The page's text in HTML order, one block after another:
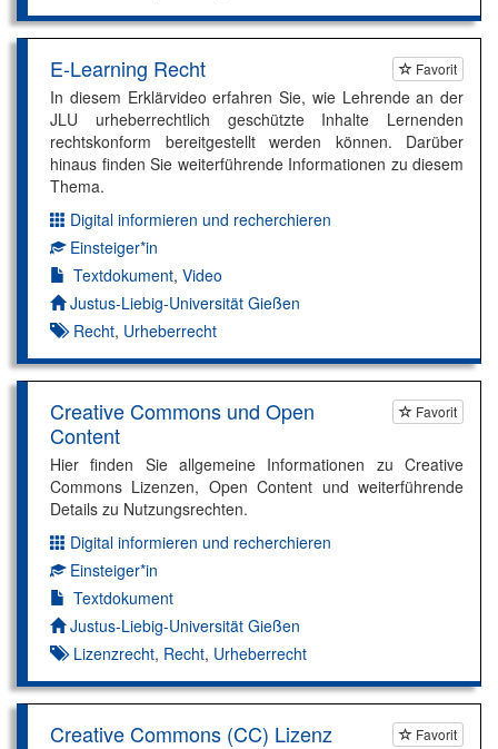
Favorit
E-Learning Recht
In diesem Erklärvideo erfahren Sie, wie Lehrende an der
JLU urheberrechtlich geschützte Inhalte Lernenden
rechtskonform bereitgestellt werden können. Darüber
hinaus finden Sie weiterführende Informationen zu diesem
Thema.
Dimension:
Digital informieren und recherchieren
Kompetenzniveau:
Einsteiger*in
Textdokument, Video
Autor*in:
Justus-Liebig-Universität Gießen
Recht, Urheberrecht
Favorit
Creative Commons und Open
Content
Hier finden Sie allgemeine Informationen zu Creative
Commons Lizenzen, Open Content und weiterführende
Details zu Nutzungsrechten.
Dimension:
Digital informieren und recherchieren
Kompetenzniveau:
Einsteiger*in
Textdokument
Autor*in:
Justus-Liebig-Universität Gießen
Lizenzrecht, Recht, Urheberrecht
Favorit
Creative Commons (CC) Lizenz